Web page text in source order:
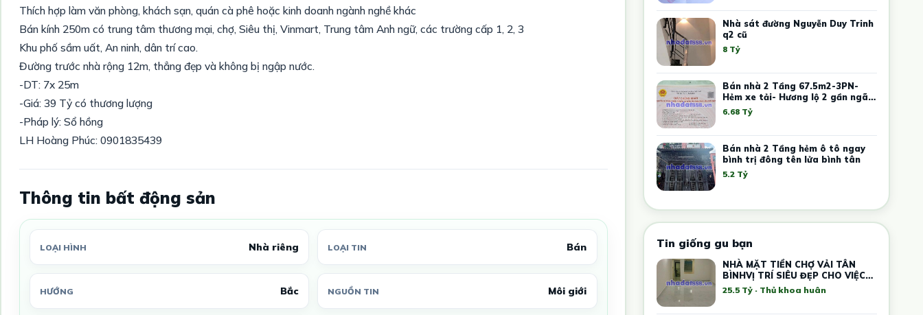
Thích hợp làm văn phòng, khách sạn, quán cà phê hoặc kinh doanh ngành nghề khác
Bán kính 250m có trung tâm thương mại, chợ, Siêu thị, Vinmart, Trung tâm Anh ngữ, các trường cấp 1, 2, 3
Khu phố sầm uất, An ninh, dân trí cao.
Đường trước nhà rộng 12m, thẳng đẹp và không bị ngập nước.
-DT: 7x 25m
-Giá: 39 Tỷ có thương lượng
-Pháp lý: Sổ hồng
LH Hoàng Phúc: 0901835439
Thông tin bất động sản
LOẠI HÌNH Nhà riêng LOẠI TIN Bán
HƯỚNG Bắc NGUỒN TIN Môi giới
Nhà sát đường Nguyễn Duy Trinh
q2 cũ
8 Tỷ
Bán nhà 2 Tầng 67.5m2-3PN-
Hẻm xe tải- Hương lộ 2 gần ngã 4
xã
6.68 Tỷ
Bán nhà 2 Tầng hẻm ô tô ngay
bình trị đông tên lửa bình tân
5.2 Tỷ
Tin giống gu bạn
NHÀ MẶT TIỀN CHỢ VẢI TÂN
BÌNHVỊ TRÍ SIÊU ĐẸP CHO VIỆC
KINH DOANH
25.5 Tỷ · Thủ khoa huân